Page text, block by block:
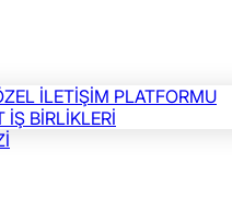
İLETİŞİM PLATFORMU
İŞ BİRLİKLERİ